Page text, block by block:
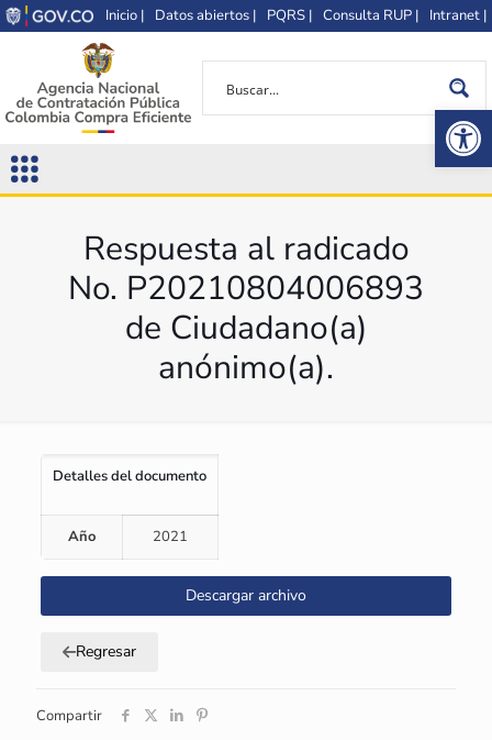
Inicio | Datos abiertos | PQRS | Consulta RUP | Intranet |
Respuesta al radicado
No. P20210804006893
de Ciudadano(a)
anónimo(a).
Detalles del documento
Año 2021
Descargar archivo
Regresar
Compartir